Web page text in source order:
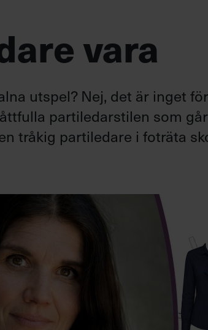
vara
utspel? Nej, det är inget för
partiledarstilen som
tråkig partiledare i foträta